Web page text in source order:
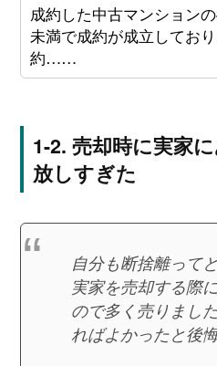
成約した中古マンション
未満で成約が成立してお
約……
売却時に実家
放しすぎた
自分も断捨離って
実家を売却する際
ので多く売りまし
ればよかったと後